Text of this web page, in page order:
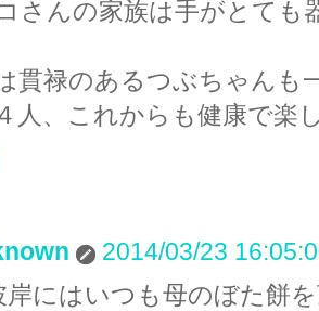
さんの家族は手がとても
貫禄のあるつぶちゃんも
人、これからも健康で楽
2014/03/23
岸にはいつも母のぼた餅